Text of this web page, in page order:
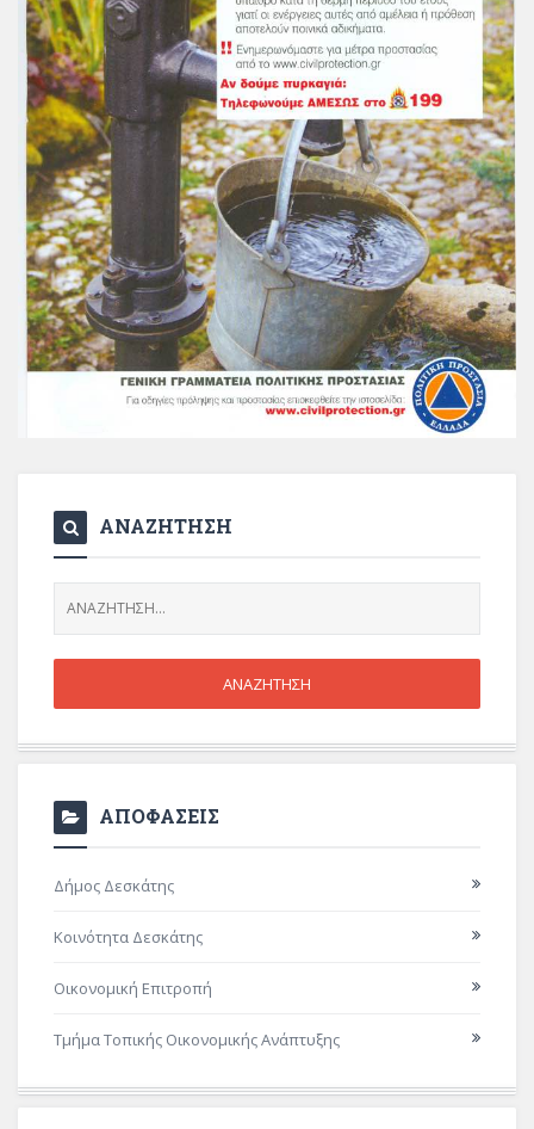
ΑΝΑΖΗΤΗΣΗ
ΑΠΟΦΑΣΕΙΣ
Δήμος Δεσκάτης
Κοινότητα Δεσκάτης
Οικονομική Επιτροπή
Τμήμα Τοπικής Οικονομικής Ανάπτυξης